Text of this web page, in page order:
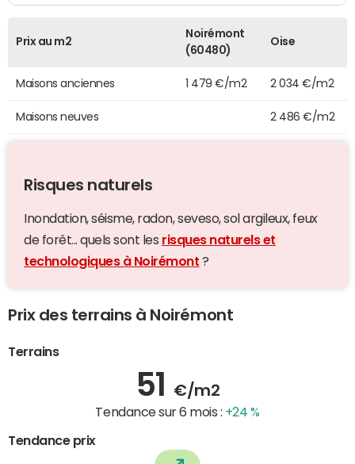
Prix au m2
Noirémont
(60480)
Oise
Maisons anciennes 1 479 €/m2 2 034 €/m2
Maisons neuves 2 486 €/m2
Risques naturels
Inondation, séisme, radon, seveso, sol argileux, feux
de forêt... quels sont les risques naturels et
technologiques à Noirémont ?
Prix des terrains à Noirémont
Terrains
51 €/m2
Tendance sur 6 mois : +24 %
Tendance prix